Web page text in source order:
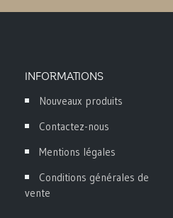
INFORMATIONS
Nouveaux produits
Contactez-nous
Mentions légales
Conditions générales de
vente